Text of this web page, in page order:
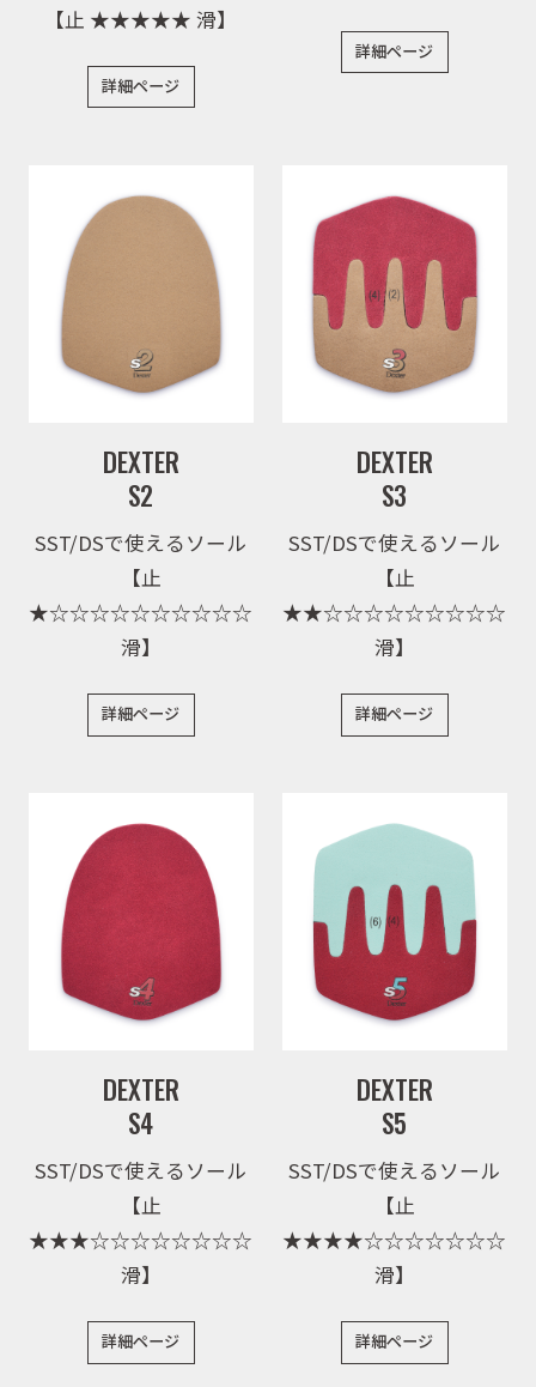
【止 ★★★★★ 滑】
詳細ページ
詳細ページ
DEXTER
S2
SST/DSで使えるソール
【止
★☆☆☆☆☆☆☆☆☆☆
滑】
詳細ページ
DEXTER
S3
SST/DSで使えるソール
【止
★★☆☆☆☆☆☆☆☆☆
滑】
詳細ページ
DEXTER
S4
SST/DSで使えるソール
【止
★★★☆☆☆☆☆☆☆☆
滑】
詳細ページ
DEXTER
S5
SST/DSで使えるソール
【止
★★★★☆☆☆☆☆☆☆
滑】
詳細ページ